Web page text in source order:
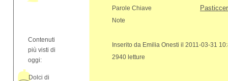
Contenuti
più visti di
oggi:
Dolci di
Parole Chiave
Note
Inserito da Emilia Onesti il 2011-03-31
2940 letture